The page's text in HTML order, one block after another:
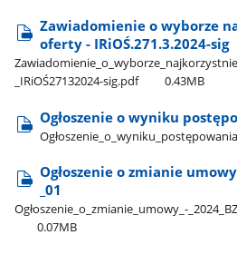
Zawiadomienie o wyborze
oferty - IRiOŚ.271.3.2024-sig
_IRiOŚ27132024-sig.pdf
0.43MB
Ogłoszenie o wyniku
Ogłoszenie o zmianie
_01
Ogłoszenie​_o​_zmianie​_umowy​_-​
0.07MB